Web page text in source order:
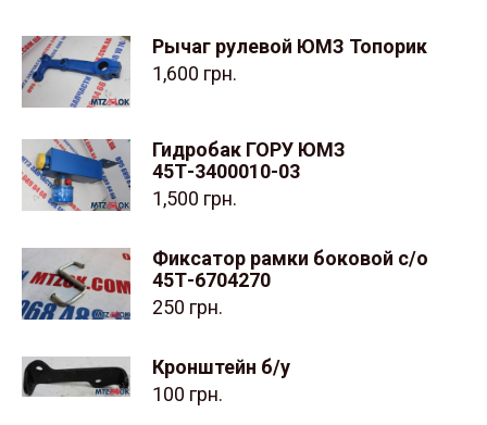
Рычаг рулевой ЮМЗ Топорик
1,600 грн.
Гидробак ГОРУ ЮМЗ
45Т-3400010-03
1,500 грн.
Фиксатор рамки боковой с/о
45Т-6704270
250 грн.
Кронштейн б/у
100 грн.